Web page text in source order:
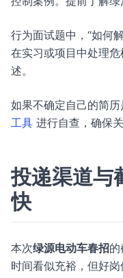
行为面试题中，“如何
在实习或项目中处理
述。
如果不确定自己的简
工具 进行自查，确保
投递渠道与
快
本次绿源电动车春招
时间看似充裕，但好岗